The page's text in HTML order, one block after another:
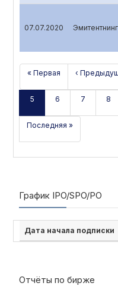
07.07.2020
« Первая ‹
5 6 7 8
Последняя »
График IPO/SPO/PO
Дата начала подписки
Отчёты по бирже